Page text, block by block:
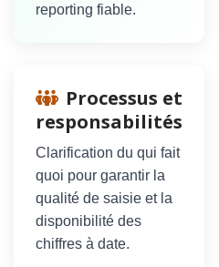
reporting fiable.
Processus et
responsabilités
Clarification du qui fait
quoi pour garantir la
qualité de saisie et la
disponibilité des
chiffres à date.